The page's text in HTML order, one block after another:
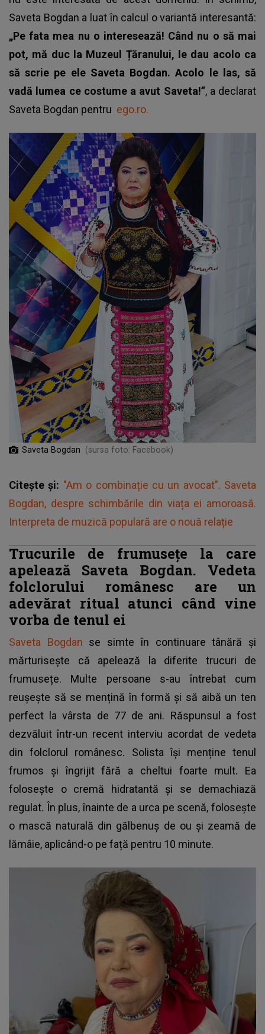
Saveta Bogdan a luat în calcul o variantă interesantă:
„Pe fata mea nu o interesează! Când nu o să mai
pot, mă duc la Muzeul Țăranului, le dau acolo ca
să scrie pe ele Saveta Bogdan. Acolo le las, să
vadă lumea ce costume a avut Saveta!”, a declarat
Saveta Bogdan pentru ego.ro.
Saveta Bogdan (sursa foto: Facebook)
Citește și: "Am o combinație cu un avocat". Saveta
Bogdan, despre schimbările din viața ei amoroasă.
Interpreta de muzică populară are o nouă relație
Trucurile de frumusețe la care
apelează Saveta Bogdan. Vedeta
folclorului românesc are un
adevărat ritual atunci când vine
vorba de tenul ei
Saveta Bogdan se simte în continuare tânără și
mărturisește că apelează la diferite trucuri de
frumusețe. Multe persoane s-au întrebat cum
reușește să se mențină în formă și să aibă un ten
perfect la vârsta de 77 de ani. Răspunsul a fost
dezvăluit într-un recent interviu acordat de vedeta
din folclorul românesc. Solista își menține tenul
frumos și îngrijit fără a cheltui foarte mult. Ea
folosește o cremă hidratantă și se demachiază
regulat. În plus, înainte de a urca pe scenă, folosește
o mască naturală din gălbenuș de ou și zeamă de
lămâie, aplicând-o pe față pentru 10 minute.